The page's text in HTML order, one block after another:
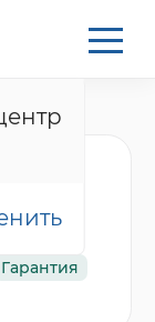
Cityray
Гарантия